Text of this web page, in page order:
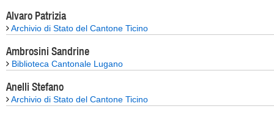
Alvaro Patrizia
Archivio di Stato del Cantone Ticino
Ambrosini Sandrine
Biblioteca Cantonale Lugano
Anelli Stefano
Archivio di Stato del Cantone Ticino